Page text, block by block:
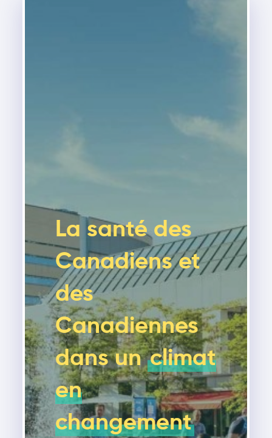
La santé des
Canadiens et
des
Canadiennes
dans unclimat
en
changement